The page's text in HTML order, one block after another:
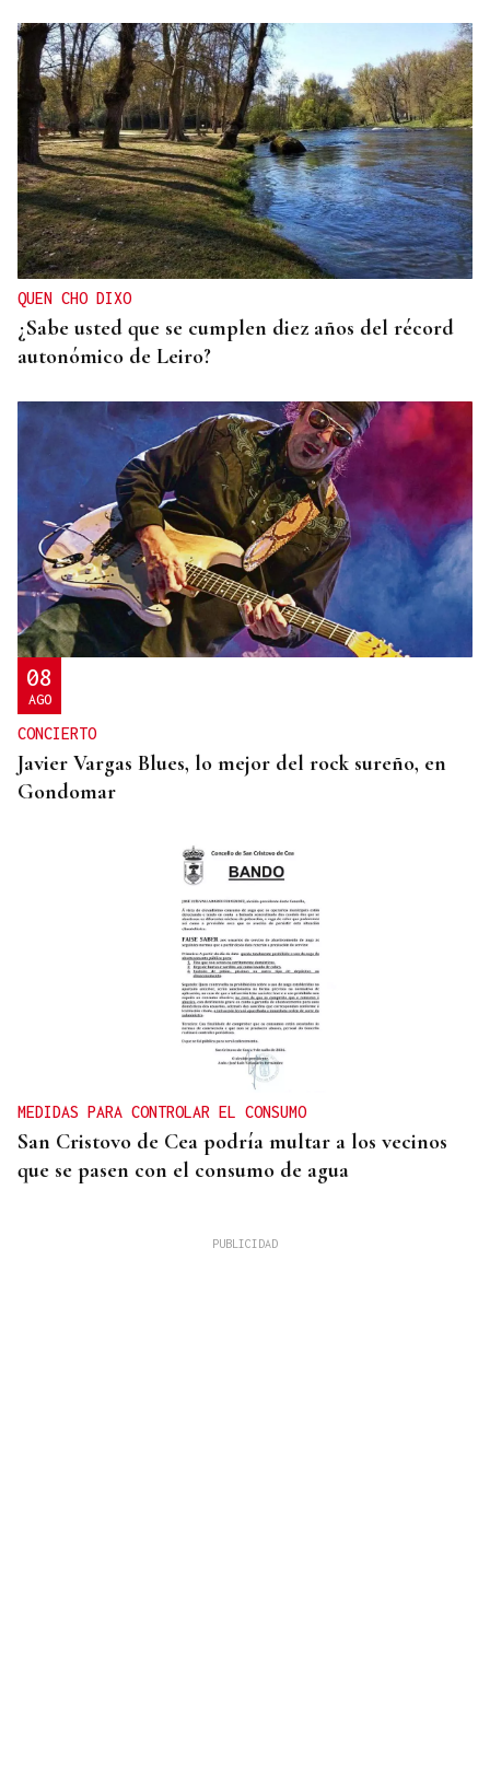
SEGURIDAD INFANTIL
Un tribunal de Estados Unidos multa a Meta con
567 millones de dólares por perjudicar la salud
mental de los menores
QUEN CHO DIXO
¿Sabe usted que se cumplen diez años del récord
autonómico de Leiro?
08
AGO
CONCIERTO
Javier Vargas Blues, lo mejor del rock sureño, en
Gondomar
MEDIDAS PARA CONTROLAR EL CONSUMO
San Cristovo de Cea podría multar a los vecinos
que se pasen con el consumo de agua